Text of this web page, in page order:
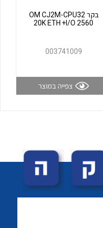
בקר OM CJ2M-CPU32
20K ETH +I/O 2560
003741009
צפייה במוצר